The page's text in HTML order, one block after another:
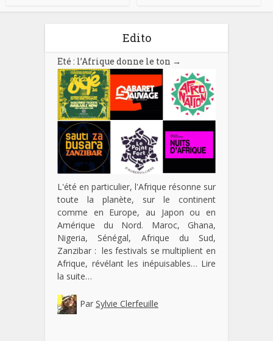
Edito
Eté : l’Afrique donne le ton →
L'été en particulier, l'Afrique résonne sur
toute la planète, sur le continent
comme en Europe, au Japon ou en
Amérique du Nord. Maroc, Ghana,
Nigeria, Sénégal, Afrique du Sud,
Zanzibar : les festivals se multiplient en
Afrique, révélant les inépuisables… Lire
la suite…
Par Sylvie Clerfeuille